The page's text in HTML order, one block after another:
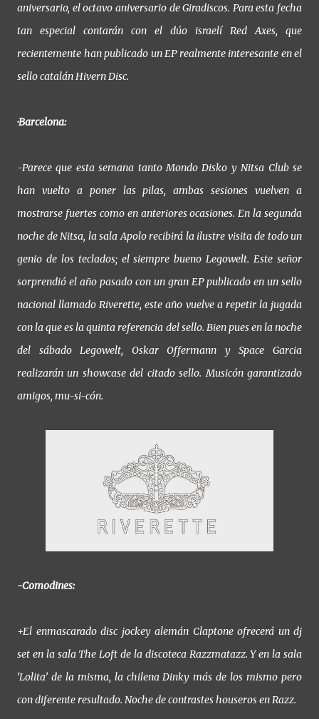
aniversario, el octavo aniversario de Giradiscos. Para esta fecha
tan especial contarán con el dúo israelí Red Axes, que
recientemente han publicado un EP realmente interesante en el
sello catalán Hivern Disc.
·Barcelona:
-Parece que esta semana tanto Mondo Disko y Nitsa Club se
han vuelto a poner las pilas, ambas sesiones vuelven a
mostrarse fuertes como en anteriores ocasiones. En la segunda
noche de Nitsa, la sala Apolo recibirá la ilustre visita de todo un
genio de los teclados; el siempre bueno Legowelt. Este señor
sorprendió el año pasado con un gran EP publicado en un sello
nacional llamado Riverette, este año vuelve a repetir la jugada
con la que es la quinta referencia del sello. Bien pues en la noche
del sábado Legowelt, Oskar Offermann y Space Garcia
realizarán un showcase del citado sello. Musicón garantizado
amigos, mu-si-cón.
-Comodines:
+El enmascarado disc jockey alemán Claptone ofrecerá un dj
set en la sala The Loft de la discoteca Razzmatazz. Y en la sala
‘Lolita’ de la misma, la chilena Dinky más de los mismo pero
con diferente resultado. Noche de contrastes houseros en Razz.